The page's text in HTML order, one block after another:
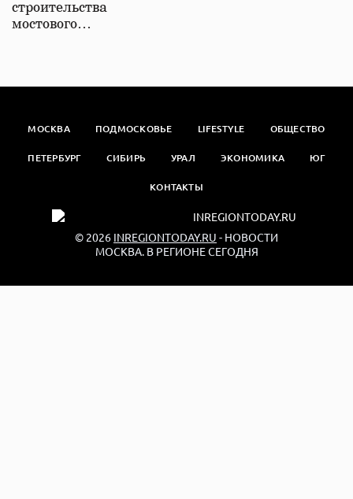
строительства
мостового…
МОСКВА ПОДМОСКОВЬЕ LIFESTYLE ОБЩЕСТВО
ПЕТЕРБУРГ СИБИРЬ УРАЛ ЭКОНОМИКА ЮГ
КОНТАКТЫ
© 2026 INREGIONTODAY.RU - НОВОСТИ
МОСКВА. В РЕГИОНЕ СЕГОДНЯ